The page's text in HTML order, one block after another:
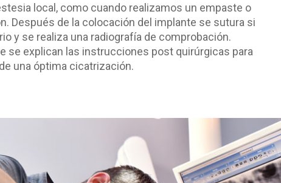
local, como cuando realizamos un empaste o
Después de la colocación del implante se sutura si
y se realiza una radiografía de comprobación.
se explican las instrucciones post quirúrgicas para
una óptima cicatrización.